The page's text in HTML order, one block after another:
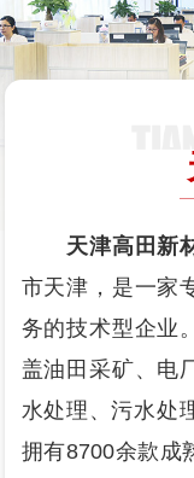
天津高田新
市天津，是一家
务的技术型企业
盖油田采矿、电
水处理、污水处
拥有8700余款成